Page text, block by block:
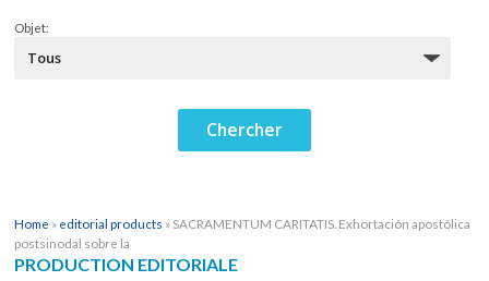
Objet:
Home » editorial products » SACRAMENTUM CARITATIS. Exhortación apostólica
postsinodal sobre la
PRODUCTION EDITORIALE